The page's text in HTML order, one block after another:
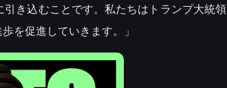
き込むことです。私たちはトランプ大統領
を促進していきます。」